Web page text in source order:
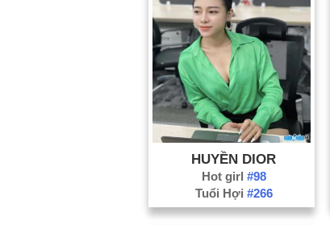
HUYỀN DIOR
Hot girl #98
Tuổi Hợi #266